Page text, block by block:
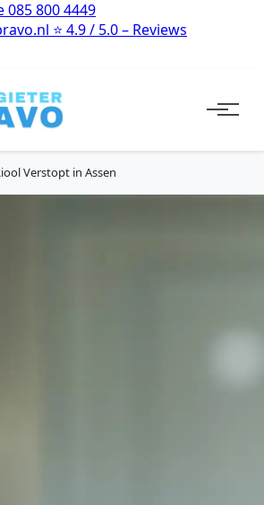
085 800 4449
⭐ 4.9 / 5.0 – Reviews
Verstopt in Assen